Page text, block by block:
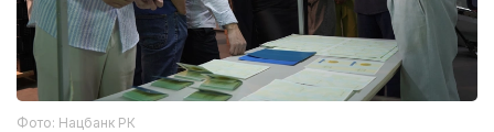
Фото: Нацбанк РК